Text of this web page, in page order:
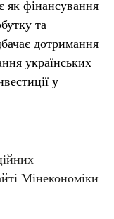
фінансування
та
дотримання
українських
у
Мінекономіки